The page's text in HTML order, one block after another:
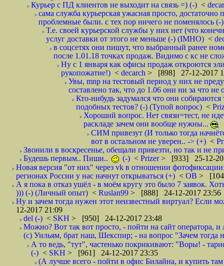
Курьер с ПД клиентов не выходит на связь =) (-) <
сама служба курьерская ужасная просто,
проблемные были. с тех пор ничего не поменялось (-)
Т.е. своей курьерской службы у них нет (что
услуг доставки от этого не меньше (-) (IMHO) <
в соцсетях они пишут, что выбранный ранее
после 1.01.18 точках продаж. Видимо с кс не
Ну с 1 января как офисы продаж откроются
рукопожатие!) < decarch > [898] 27-12-2017
Увы, mnp на тестовый период у них не
составлено так, что до 1.06 они ни за что не
Кто-нибудь задумался что они
подобных тестов? (-) (Тупой вопрос) <
Хороший вопрос. Нет связи=тест, не
раскладе зачем они вообще нужны...
СИМ привезут (И только тогда
вот в остальном не уверен.. -> (+) <
Звонили в воскресенье, обещали привезти, но так и не
Будешь первым.. Пиши..
(-) < Prizer> [933] 25-12-
Новая версия "от них" через vk в отношении
регионах России у нас начнут открываться (+) < ОВ >
А я пока в отказ ушёл - в моём кругу это было 7 заявок.
))) (-) (Личный опыт) < Ruslan99 > [888] 24-12-2017 23:56
Ну и зачем тогда нужен этот неизвестный виртуал? Если
12-2017 21:09
del (-) < SKH > [950] 24-12-2017 23:48
Можно? Вот так вот просто, - пойти на сайт оператора,
(с) Уильям, брат наш, Шекспир; - на вопрос "Зачем тогда
А то ведь, "тут", частенько покрикивают: "Воры! -
(-) < SKH > [961] 24-12-2017 23:35
(А лучше всего - пойти в офис Билайна, и купить